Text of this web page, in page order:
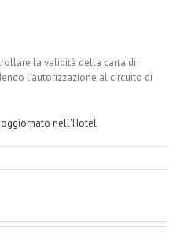
la validità della carta di
l’autorizzazione al circuito di
nell'Hotel